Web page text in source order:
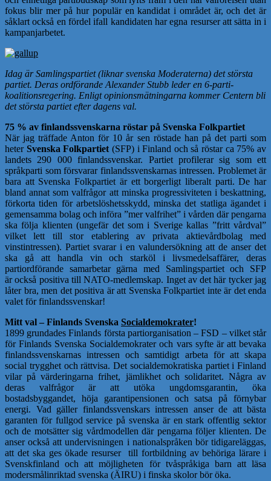
fokus blir mer på hur populär en kandidat i området är, och det är
såklart också en fördel ifall kandidaten har egna resurser att sätta in i
kampanjarbetet.
Idag är Samlingspartiet (liknar svenska Moderaterna) det största
partiet. Deras ordförande Alexander Stubb leder en 6-parti-
koalitionsregering. Enligt opinionsmätningarna kommer Centern bli
det största partiet efter dagens val.
75 % av finlandssvenskarna röstar på Svenska Folkpartiet
När jag träffade Anton för 10 år sen röstade han på det parti som
heter Svenska Folkpartiet (SFP) i Finland och så röstar ca 75% av
landets 290 000 finlandssvenskar. Partiet profilerar sig som ett
språkparti som försvarar finlandssvenskarnas intressen. Problemet är
bara att Svenska Folkpartiet är ett borgerligt liberalt parti. De har
bland annat som valfrågor att minska progressiviteten i beskattning,
förkorta tiden för arbetslöshetsskydd, minska det statliga ägandet i
gemensamma bolag och införa ”mer valfrihet” i vården där pengarna
ska följa klienten (ungefär det som i Sverige kallas ”fritt vårdval”
vilket lett till stor etablering av privata aktievårdbolag med
vinstintressen). Partiet svarar i en valundersökning att de anser det
ska gå att handla vin och starköl i livsmedelsaffärer, deras
partiordförande samarbetar gärna med Samlingspartiet och SFP
är också positiva till NATO-medlemskap. Inget av det här tycker jag
låter bra, men det positiva är att Svenska Folkpartiet inte är det enda
valet för finlandssvenskar!
Mitt val – Finlands Svenska Socialdemokrater!
1899 grundades Finlands första partiorganisation – FSD – vilket står
för Finlands Svenska Socialdemokrater och vars syfte är att bevaka
finlandssvenskarnas intressen och samtidigt arbeta för att skapa
social trygghet och rättvisa. Det socialdemokratiska partiet i Finland
vilar på värderingarna frihet, jämlikhet och solidaritet. Några av
deras valfrågor är att utöka ungdomsgarantin, öka
bostadsbyggandet, höja garantipensionen och satsa på förnybar
energi. Vad gäller finlandssvenskars intressen anser de att bästa
garanten för fullgod service på svenska är en stark offentlig sektor
och de motsätter sig vårdmodellen där pengarna följer klienten. De
anser också att undervisningen i nationalspråken bör tidigareläggas,
att det ska ges ökade resurser till fortbildning av behöriga lärare i
Svenskfinland och att möjligheten för tvåspråkiga barn att läsa
modersmålinriktad svenska (ÄIRU) i finska skolor bör öka.